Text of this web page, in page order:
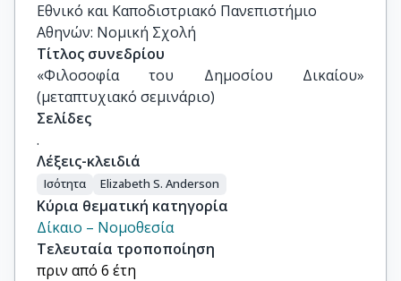
Εθνικό και Καποδιστριακό Πανεπιστήμιο
Αθηνών: Νομική Σχολή
Τίτλος συνεδρίου
«Φιλοσοφία του Δημοσίου Δικαίου»
(μεταπτυχιακό σεμινάριο)
Σελίδες
.
Λέξεις-κλειδιά
Ισότητα Elizabeth S. Anderson
Κύρια θεματική κατηγορία
Δίκαιο – Νομοθεσία
Τελευταία τροποποίηση
πριν από 6 έτη